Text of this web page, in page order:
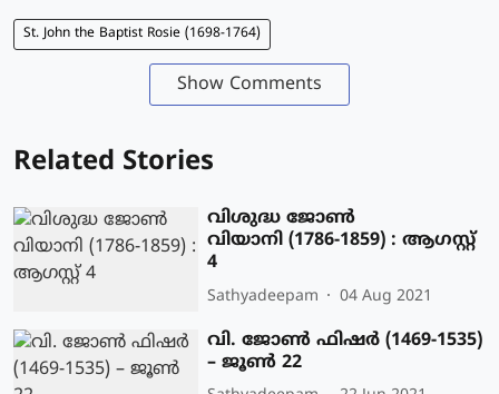
St. John the Baptist Rosie (1698-1764)
Show Comments
Related Stories
വിശുദ്ധ ജോണ്‍
വിയാനി (1786-1859) : ആഗസ്റ്റ്
4
Sathyadeepam 04 Aug 2021
വി. ജോണ്‍ ഫിഷര്‍ (1469-1535)
– ജൂണ്‍ 22